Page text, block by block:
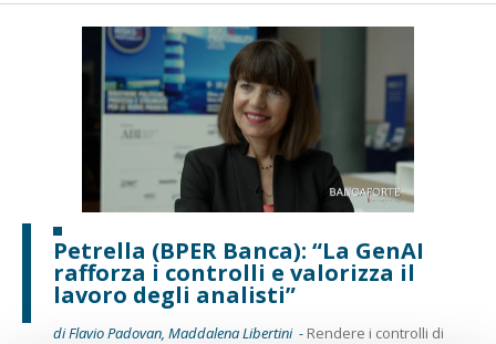
Petrella (BPER Banca): “La GenAI
rafforza i controlli e valorizza il
lavoro degli analisti”
di Flavio Padovan, Maddalena Libertini -Rendere i controlli di